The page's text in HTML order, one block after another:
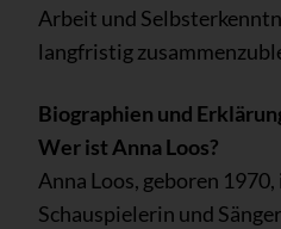
Arbeit und
langfristig
Biographien und
Wer ist Anna Loos?
Anna Loos, geboren
Schauspielerin und